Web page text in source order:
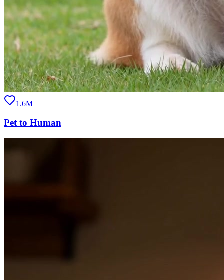
1.6M
Pet to Human